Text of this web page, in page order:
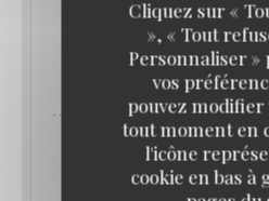
Cliquez sur «
», « Tout
Personnaliser
vos
pouvez modifier
tout moment en
l'icône
cookie en bas à
LIRE L'ARTICLE